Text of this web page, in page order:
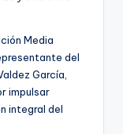
Media
del
García,
impulsar
integral del